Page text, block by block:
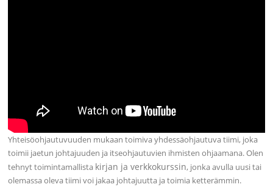
Yhteisöohjautuvuuden mukaan toimiva yhdessäohjautuva tiimi, joka
toimii jaetun johtajuuden ja itseohjautuvien ihmisten ohjaamana. Olen
tehnyt toimintamallista kirjan ja verkkokurssin, jonka avulla uusi tai
olemassa oleva tiimi voi jakaa johtajuutta ja toimia ketterämmin.